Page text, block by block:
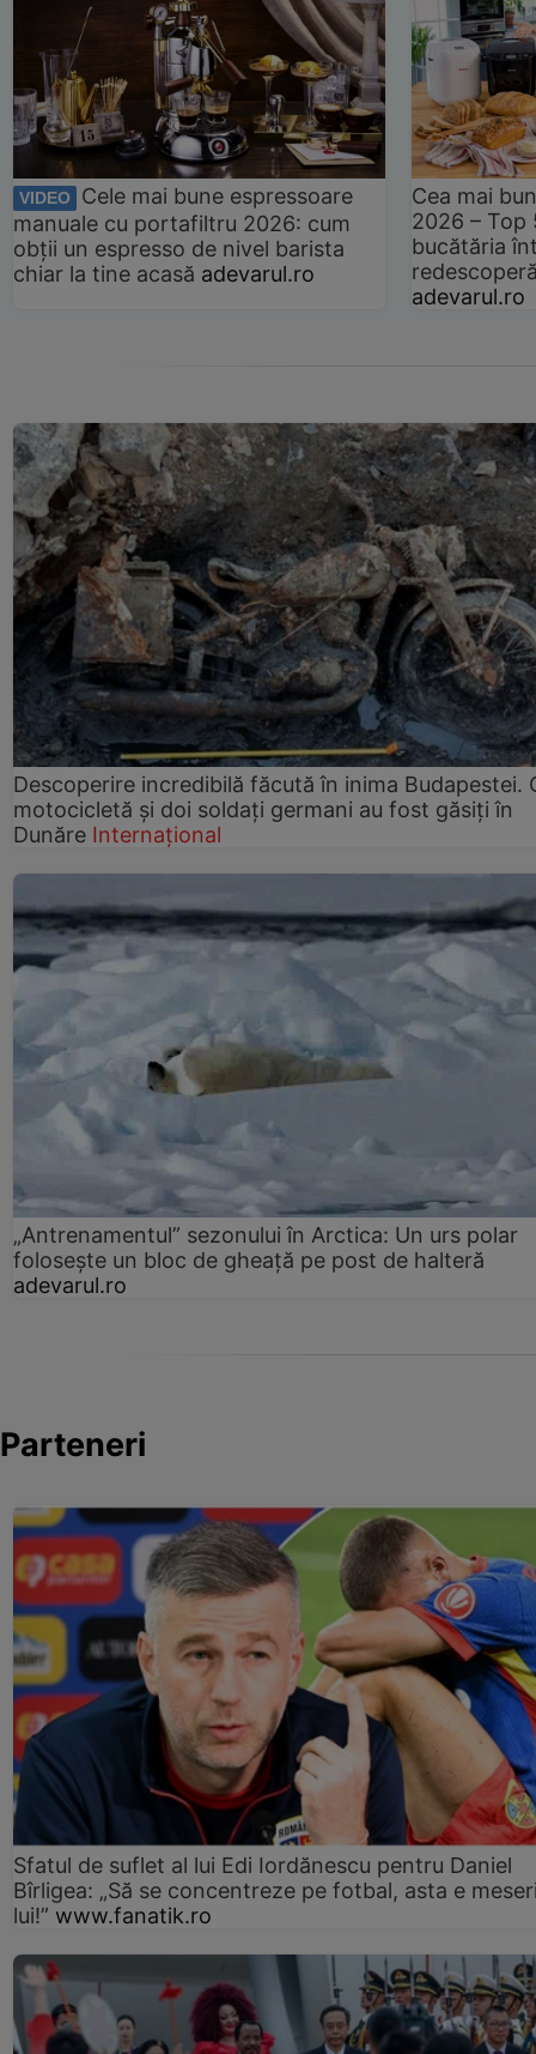
VIDEO
Cele mai bune espressoare
manuale cu portafiltru 2026: cum
obții un espresso de nivel barista
chiar la tine acasă adevarul.ro
Cea mai
2026 –
bucătăria
adevarul.ro
Descoperire incredibilă făcută în inima Budapestei.
motocicletă și doi soldați germani au fost găsiți în
Dunăre Internațional
„Antrenamentul” sezonului în Arctica: Un urs polar
folosește un bloc de gheață pe post de halteră
adevarul.ro
Parteneri
Sfatul de suflet al lui Edi Iordănescu pentru Daniel
Bîrligea: „Să se concentreze pe fotbal, asta e
lui!” www.fanatik.ro